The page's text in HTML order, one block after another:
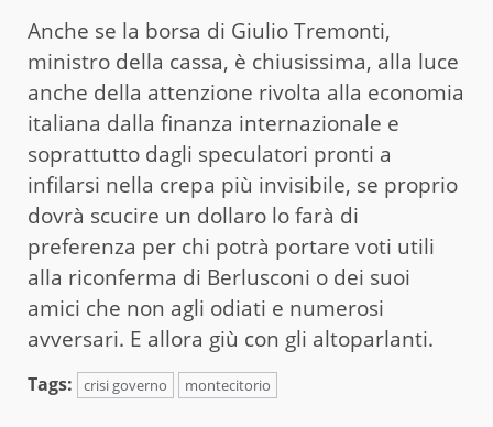
Anche se la borsa di Giulio Tremonti,
ministro della cassa, è chiusissima, alla luce
anche della attenzione rivolta alla economia
italiana dalla finanza internazionale e
soprattutto dagli speculatori pronti a
infilarsi nella crepa più invisibile, se proprio
dovrà scucire un dollaro lo farà di
preferenza per chi potrà portare voti utili
alla riconferma di Berlusconi o dei suoi
amici che non agli odiati e numerosi
avversari. E allora giù con gli altoparlanti.
Tags: crisi governo montecitorio